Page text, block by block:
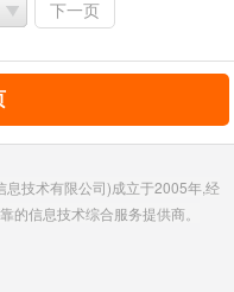
下一页
技术有限公司)成立于2005年,经
的信息技术综合服务提供商。